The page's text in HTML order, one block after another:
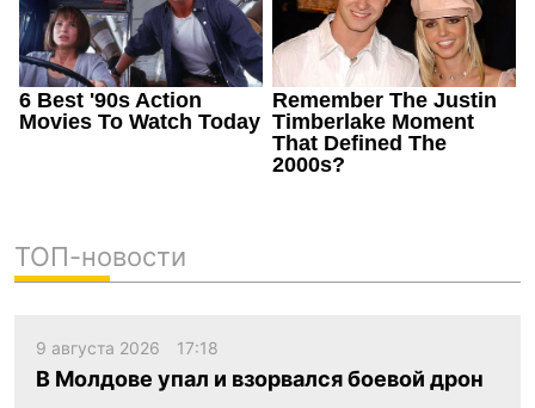
ТОП-новости
9 августа 2026 17:18
В Молдове упал и взорвался боевой дрон